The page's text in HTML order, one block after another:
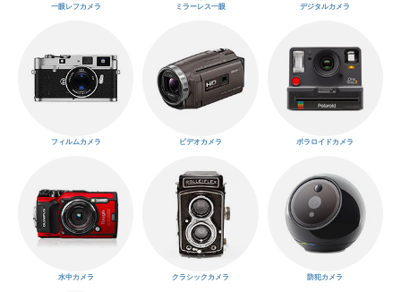
一眼レフカメラ ミラーレス一眼 デジタルカメラ
フィルムカメラ ビデオカメラ ポラロイドカメラ
水中カメラ クラシックカメラ 防犯カメラ